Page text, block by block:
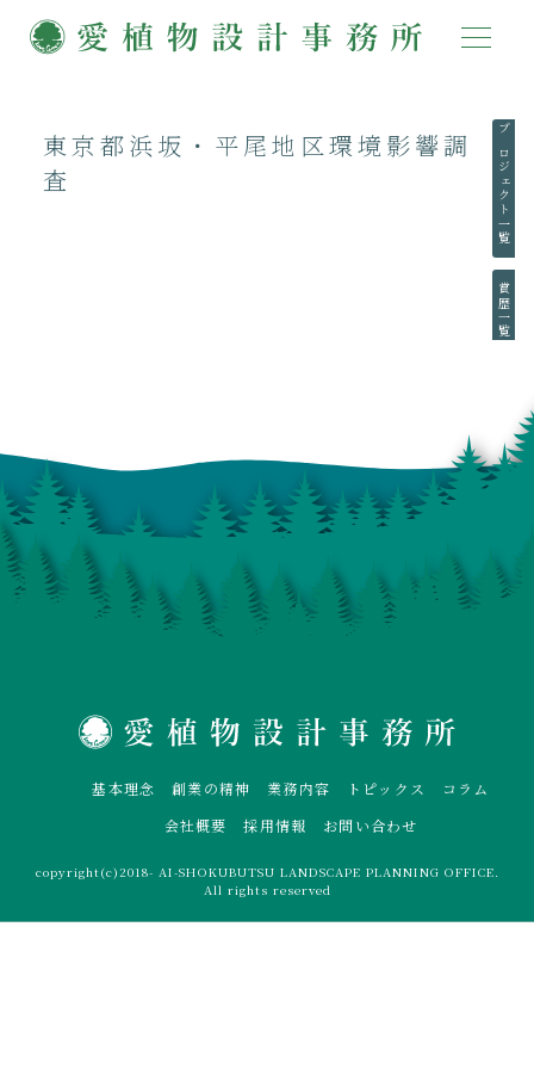
プロジェクト一覧
賞歴一覧
東京都浜坂・平尾地区環境影響調
査
基本理念 創業の精神 業務内容 トピックス
コラム
会社概要
採用情報 お問い合わせ
copyright(c)2018- AI-SHOKUBUTSU LANDSCAPE PLANNING OFFICE.
All rights reserved